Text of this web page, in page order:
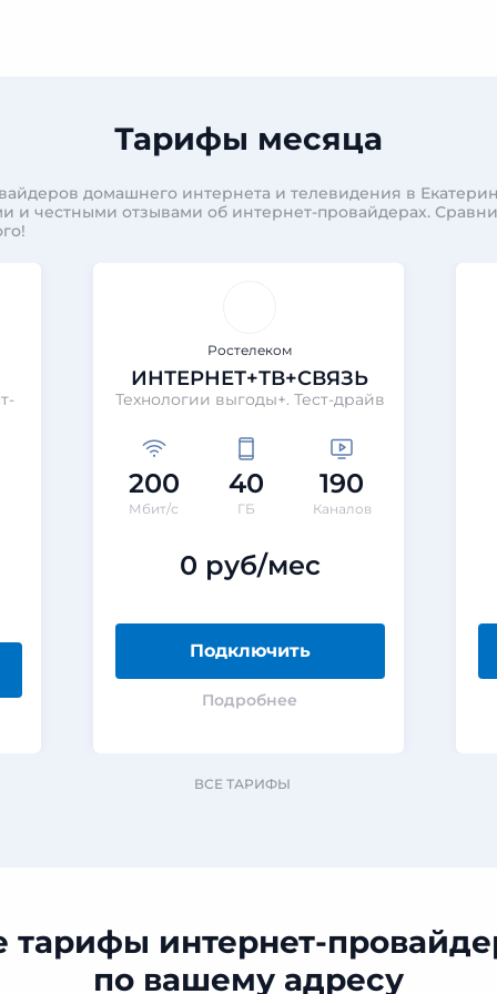
Тарифы месяца
домашнего интернета и телевидения в
и честными отзывами об интернет-провайдерах.
Ростелеком
ИНТЕРНЕТ+ТВ+СВЯЗЬ
Технологии выгоды+. Тест-драйв
200
Мбит/с
40
ГБ
190
Каналов
0 руб/мес
Подключить
Подробнее
ВСЕ ТАРИФЫ
тарифы интернет-
по вашему адресу